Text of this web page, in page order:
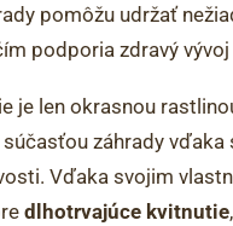
pomôžu udržať
podporia zdravý
je len okrasnou
záhrady vďaka
Vďaka svojim
dlhotrvajúce kvitnutie